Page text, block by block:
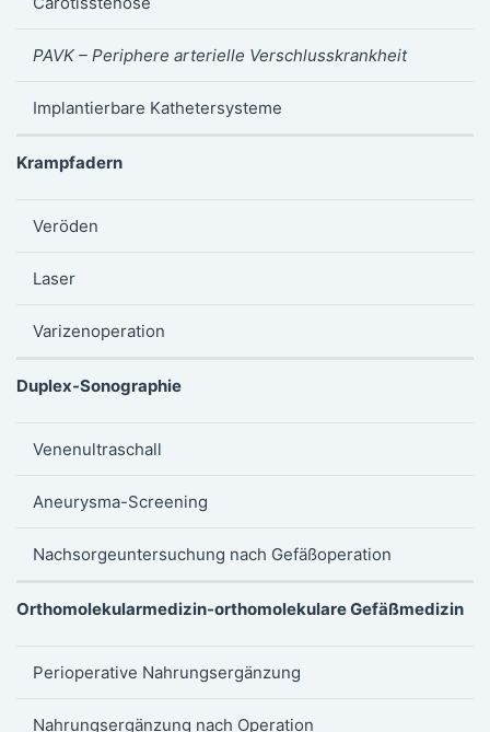
PAVK – Periphere arterielle Verschlusskrankheit
Implantierbare Kathetersysteme
Krampfadern
Veröden
Laser
Varizenoperation
Duplex-Sonographie
Venenultraschall
Aneurysma-Screening
Nachsorgeuntersuchung nach Gefäßoperation
Orthomolekularmedizin-orthomolekulare Gefäßmedizin
Perioperative Nahrungsergänzung
Nahrungsergänzung nach Operation